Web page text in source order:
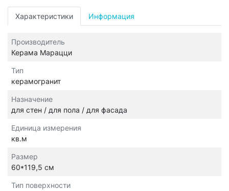
Характеристики Информация
Производитель
Керама Марацци
Тип
керамогранит
Назначение
для стен / для пола / для фасада
Единица измерения
кв.м
Размер
60*119,5 см
Тип поверхности